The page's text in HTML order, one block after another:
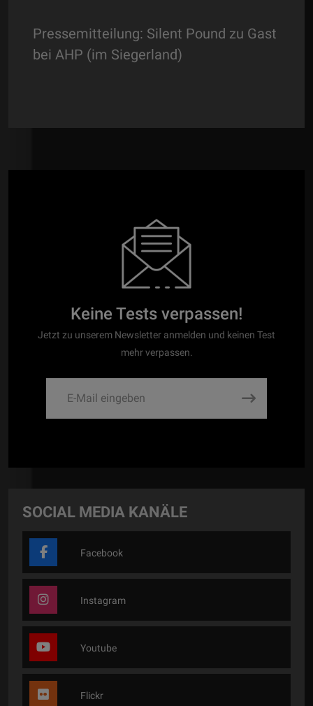
Pressemitteilung: Silent Pound zu Gast
bei AHP (im Siegerland)
Keine Tests verpassen!
Jetzt zu unserem Newsletter anmelden und keinen Test
mehr verpassen.
SOCIAL MEDIA KANÄLE
Facebook
Instagram
Youtube
Flickr